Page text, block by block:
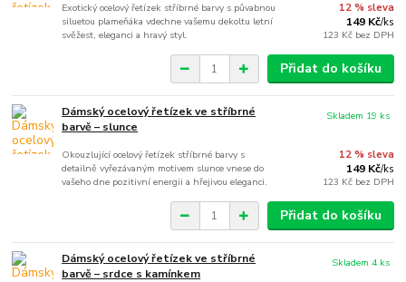
Exotický ocelový řetízek stříbrné barvy s půvabnou
siluetou plameňáka vdechne vašemu dekoltu letní
svěžest, eleganci a hravý styl.
12 % sleva
149 Kč/ks
123 Kč bez DPH
Přidat do košíku
Dámský ocelový řetízek ve stříbrné
barvě – slunce
Okouzlující ocelový řetízek stříbrné barvy s
detailně vyřezávaným motivem slunce vnese do
vašeho dne pozitivní energii a hřejivou eleganci.
12 % sleva
149 Kč/ks
123 Kč bez DPH
Skladem 19 ks
Přidat do košíku
Dámský ocelový řetízek ve stříbrné
barvě – srdce s kamínkem
Skladem 4 ks